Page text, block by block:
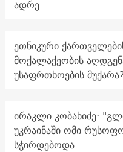
ადრე
ეთნიკური
მოქალაქეობის
უსაფრთხოების
ირაკლი კობახიძე:
უკრაინაში ომი
სჭირდებოდა